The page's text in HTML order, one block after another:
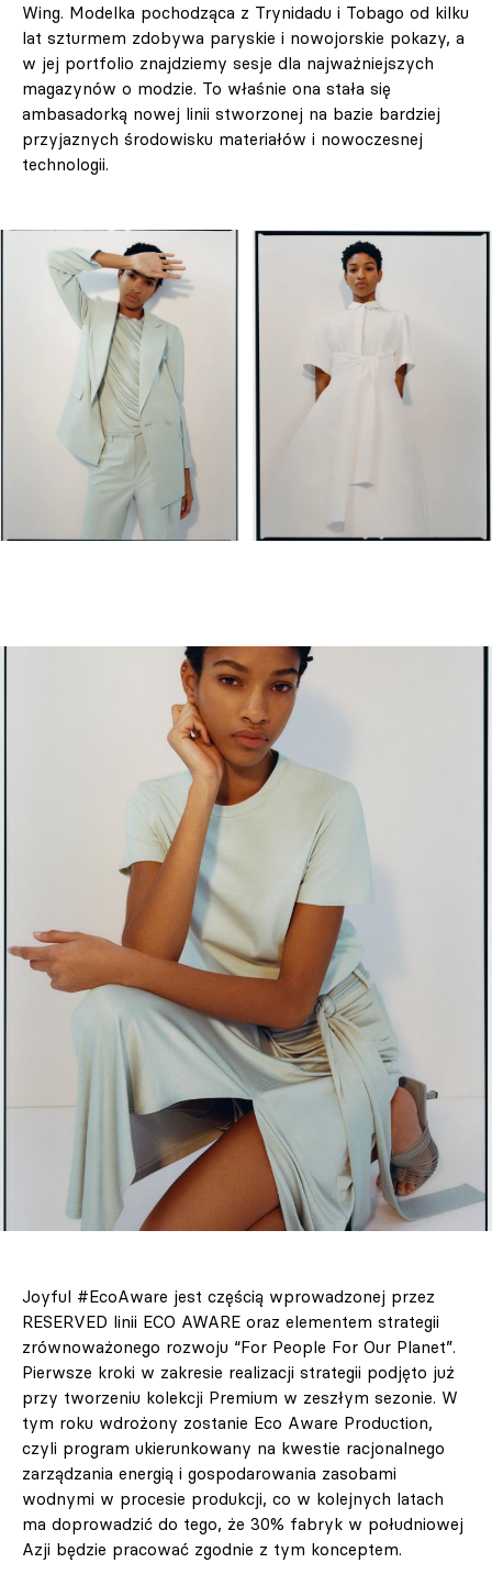
Wing. Modelka pochodząca z Trynidadu i Tobago od kilku
lat szturmem zdobywa paryskie i nowojorskie pokazy, a
w jej portfolio znajdziemy sesje dla najważniejszych
magazynów o modzie. To właśnie ona stała się
ambasadorką nowej linii stworzonej na bazie bardziej
przyjaznych środowisku materiałów i nowoczesnej
technologii.
Joyful #EcoAware jest częścią wprowadzonej przez
RESERVED linii ECO AWARE oraz elementem strategii
zrównoważonego rozwoju “For People For Our Planet”.
Pierwsze kroki w zakresie realizacji strategii podjęto już
przy tworzeniu kolekcji Premium w zeszłym sezonie. W
tym roku wdrożony zostanie Eco Aware Production,
czyli program ukierunkowany na kwestie racjonalnego
zarządzania energią i gospodarowania zasobami
wodnymi w procesie produkcji, co w kolejnych latach
ma doprowadzić do tego, że 30% fabryk w południowej
Azji będzie pracować zgodnie z tym konceptem.